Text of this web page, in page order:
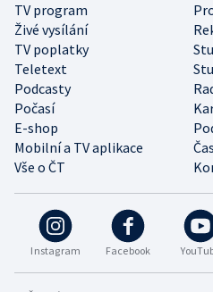
Instagram Facebook
TV program
Živé vysílání
TV poplatky
Teletext
Podcasty
Počasí
E-shop
Mobilní a TV aplikace
Vše o ČT